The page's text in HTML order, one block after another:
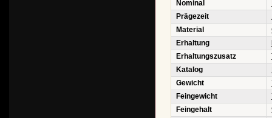
Nominal
Prägezeit
Material
Erhaltung
Erhaltungszusatz
Katalog
Gewicht
Feingewicht
Feingehalt